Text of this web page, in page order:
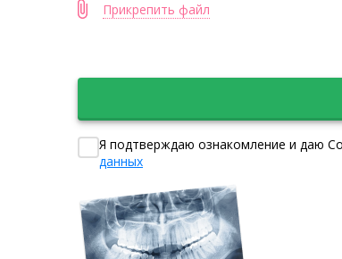
Прикрепить файл
Я подтверждаю ознакомление и даю
данных